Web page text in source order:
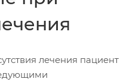
лечения пациент